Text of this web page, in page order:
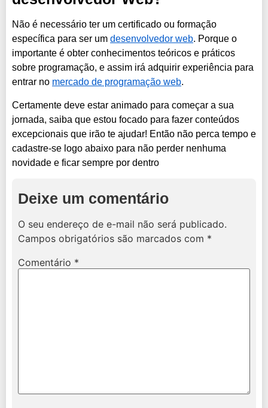
Não é necessário ter um certificado ou formação
específica para ser um desenvolvedor web. Porque o
importante é obter conhecimentos teóricos e práticos
sobre programação, e assim irá adquirir experiência para
entrar no mercado de programação web.
Certamente deve estar animado para começar a sua
jornada, saiba que estou focado para fazer conteúdos
excepcionais que irão te ajudar! Então não perca tempo e
cadastre-se logo abaixo para não perder nenhuma
novidade e ficar sempre por dentro
Deixe um comentário
O seu endereço de e-mail não será publicado.
Campos obrigatórios são marcados com *
Comentário *